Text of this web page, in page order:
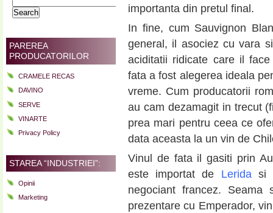
for:
PAREREA
PRODUCATORILOR
CRAMELE RECAS
DAVINO
SERVE
VINARTE
Privacy Policy
STAREA “INDUSTRIEI”:
Opinii
Marketing
importanta din pretul final.
In fine, cum Sauvignon
general, il asociez cu vara
aciditatii ridicate care il
fata a fost alegerea ideala
vreme. Cum producatorii
au cam dezamagit in trecut
prea mari pentru ceea ce
data aceasta la un vin de
Vinul de fata il gasiti prin
este importat de Leridasi
negociant francez.
prezentare cu Emperador,